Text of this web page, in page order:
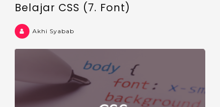
Belajar CSS (7. Font)
Akhi Syabab